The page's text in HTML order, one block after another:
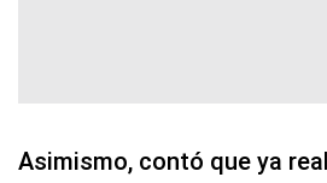
Asimismo, contó que ya